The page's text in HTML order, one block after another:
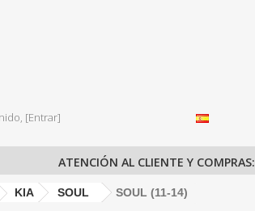
[Entrar]
ATENCIÓN AL CLIENTE Y COMPRAS:
KIA SOUL SOUL (11-14)